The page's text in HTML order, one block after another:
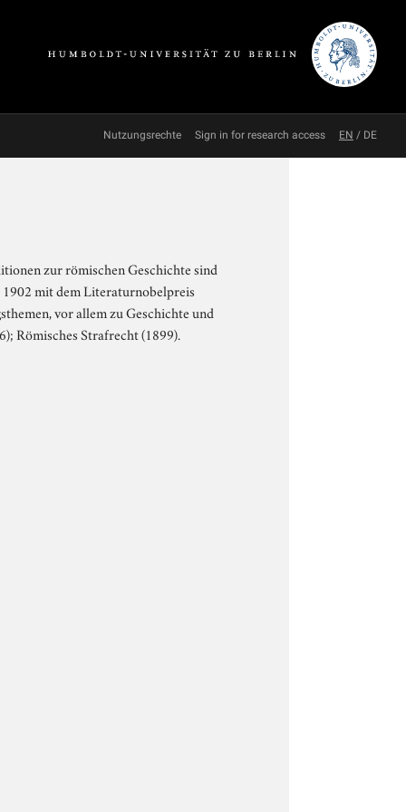
Nutzungsrechte Sign in for research access EN / DE
zur römischen Geschichte sind
1902 mit dem Literaturnobelpreis
vor allem zu Geschichte und
Römisches Strafrecht (1899).